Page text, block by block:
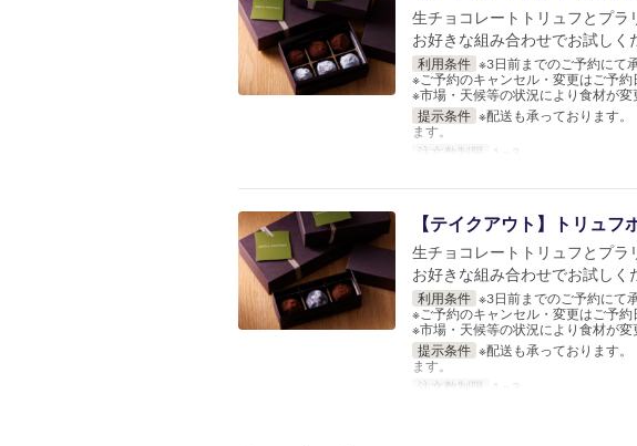
生チョコレートトリュフとプラ
お好きな組み合わせでお試しく
利用条件 ※3日前までのご予約にて
※ご予約のキャンセル・変更はご予約
※市場・天候等の状況により食材が変
提示条件 ※配送も承っております
ます。
注文数制限
1 ~ 3
【テイクアウト】トリュフ
生チョコレートトリュフとプラ
お好きな組み合わせでお試しく
利用条件 ※3日前までのご予約にて
※ご予約のキャンセル・変更はご予約
※市場・天候等の状況により食材が変
提示条件 ※配送も承っております
ます。
注文数制限
1 ~ 3